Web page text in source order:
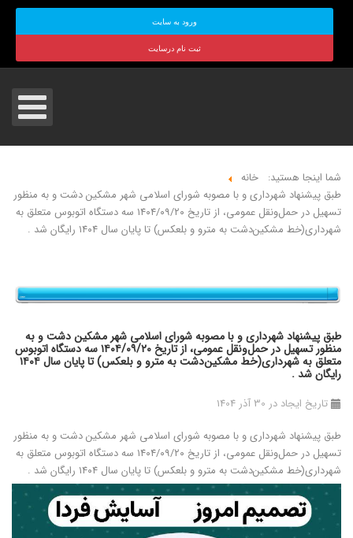
ورود به سایت
ثبت نام درسایت
شما اینجا هستید:
خانه
طبق پیشنهاد شهرداری و با مصوبه شورای اسلامی شهر مشکین دشت و به منظور
تسهیل در حمل‌ونقل عمومی، از تاریخ ۱۴۰۴/۰۹/۲۰ سه دستگاه اتوبوس متعلق به
شهرداری(خط مشکین‌دشت به مترو و بلعکس) تا پایان سال ۱۴۰۴ رایگان شد .
طبق پیشنهاد شهرداری و با مصوبه شورای اسلامی شهر مشکین دشت و به
منظور تسهیل در حمل‌ونقل عمومی، از تاریخ ۱۴۰۴/۰۹/۲۰ سه دستگاه اتوبوس
متعلق به شهرداری(خط مشکین‌دشت به مترو و بلعکس) تا پایان سال ۱۴۰۴
رایگان شد .
تاریخ ایجاد در 30 آذر 1404
طبق پیشنهاد شهرداری و با مصوبه شورای اسلامی شهر مشکین دشت و به منظور
تسهیل در حمل‌ونقل عمومی، از تاریخ ۱۴۰۴/۰۹/۲۰ سه دستگاه اتوبوس متعلق به
شهرداری(خط مشکین‌دشت به مترو و بلعکس) تا پایان سال ۱۴۰۴ رایگان شد .